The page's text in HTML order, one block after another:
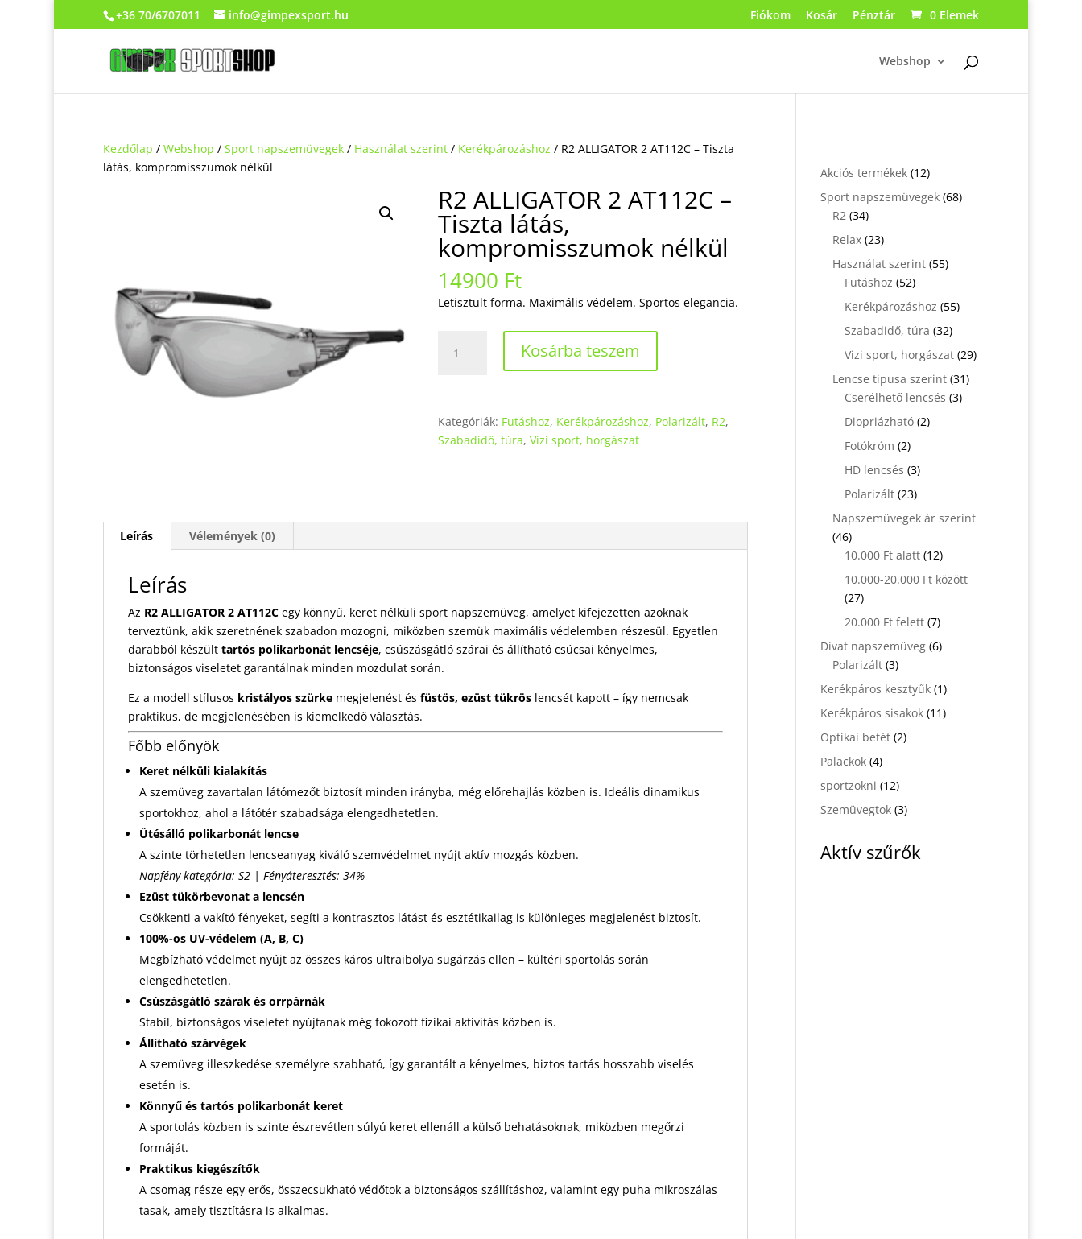
+36 70/6707011 info@gimpexsport.hu Fiókom Kosár Pénztár 0 Elemek
Webshop
Kezdőlap / Webshop / Sport napszemüvegek/ Használat szerint/ Kerékpározáshoz / R2 ALLIGATOR 2 AT112C – Tiszta
látás, kompromisszumok nélkül
R2 ALLIGATOR 2 AT112C –
Tiszta látás,
kompromisszumok nélkül
14900 Ft
Letisztult forma. Maximális védelem. Sportos elegancia.
ALLIGATOR
Tiszta
Kosárba teszem
Kategóriák: Futáshoz, Kerékpározáshoz, Polarizált, R2,
Szabadidő, túra,Vizi sport, horgászat
Leírás Vélemények (0)
Leírás
Az R2 ALLIGATOR 2 AT112Cegy könnyű, keret nélküli sport napszemüveg, amelyet kifejezetten azoknak
terveztünk, akik szeretnének szabadon mozogni, miközben szemük maximális védelemben részesül. Egyetlen
darabból készült tartós polikarbonát lencséje, csúszásgátló szárai és állítható csúcsai kényelmes,
biztonságos viseletet garantálnak minden mozdulat során.
Ez a modell stílusos kristályos szürkemegjelenést és füstös, ezüst tükröslencsét kapott – így nemcsak
praktikus, de megjelenésében is kiemelkedő választás.
Főbb előnyök
Keret nélküli kialakítás
A szemüveg zavartalan látómezőt biztosít minden irányba, még előrehajlás közben is. Ideális dinamikus
sportokhoz, ahol a látótér szabadsága elengedhetetlen.
Ütésálló polikarbonát lencse
A szinte törhetetlen lencseanyag kiváló szemvédelmet nyújt aktív mozgás közben.
Napfény kategória: S2 | Fényáteresztés: 34%
Ezüst tükörbevonat a lencsén
Csökkenti a vakító fényeket, segíti a kontrasztos látást és esztétikailag is különleges megjelenést biztosít.
100%-os UV-védelem (A, B, C)
Megbízható védelmet nyújt az összes káros ultraibolya sugárzás ellen – kültéri sportolás során
elengedhetetlen.
Csúszásgátló szárak és orrpárnák
Stabil, biztonságos viseletet nyújtanak még fokozott fizikai aktivitás közben is.
Állítható szárvégek
A szemüveg illeszkedése személyre szabható, így garantált a kényelmes, biztos tartás hosszabb viselés
esetén is.
Könnyű és tartós polikarbonát keret
A sportolás közben is szinte észrevétlen súlyú keret ellenáll a külső behatásoknak, miközben megőrzi
formáját.
Praktikus kiegészítők
A csomag része egy erős, összecsukható védőtok a biztonságos szállításhoz, valamint egy puha mikroszálas
tasak, amely tisztításra is alkalmas.
Akciós termékek 1212
termék
Sport napszemüvegek 6868
R2 3434
termék
Relax 2323
termék
Használat szerint 5555
Futáshoz 5252
termék
Kerékpározáshoz 5555
Szabadidő, túra 3232
termék
Vizi sport, horgászat 2929
Lencse tipusa szerint 3131
Cserélhető lencsés 33
Diopriázható 22
Fotókróm 22
termék
HD lencsés 33
Polarizált 2323
termék
Napszemüvegek ár szerint
4646
termék
10.000 Ft alatt 1212
termék
10.000-20.000 Ft között
2727
termék
20.000 Ft felett 77
termék
Divat napszemüveg 66
Polarizált 33
termék
Kerékpáros kesztyűk 11
termék
Kerékpáros sisakok 1111
Optikai betét 22
Palackok 44
termék
sportzokni 1212
termék
Szemüvegtok 33
Aktív szűrők